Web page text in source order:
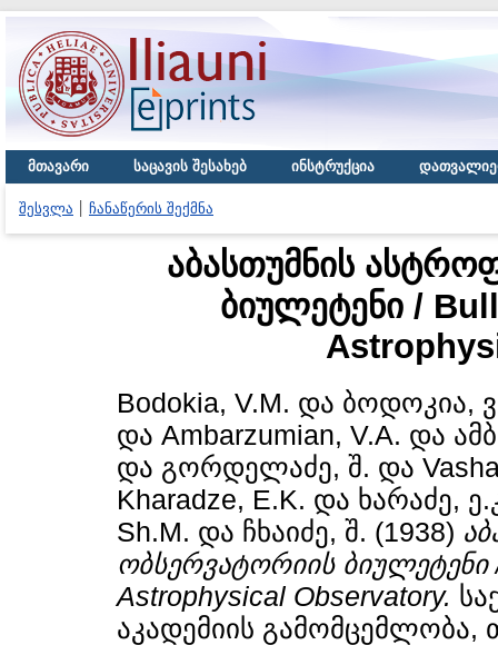
მთავარი საცავის შესახებ ინსტრუქცია
შესვლა ჩანაწერის შექმნა
აბასთუმნის
ბიულეტენი /
Bodokia, V.M. და ბოდოკია,
და Ambarzumian, V.A. და
და გორდელაძე, შ. და
Kharadze, E.K. და ხარაძე,
Sh.M. და ჩხაიძე, შ. (1938)
ობსერვატორიის ბიულეტენი
Astrophysical Observatory.
აკადემიის გამომცემლობა,